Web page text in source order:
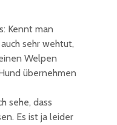
Kennt man
sehr wehtut,
Welpen
übernehmen
sehe, dass
Es ist ja leider